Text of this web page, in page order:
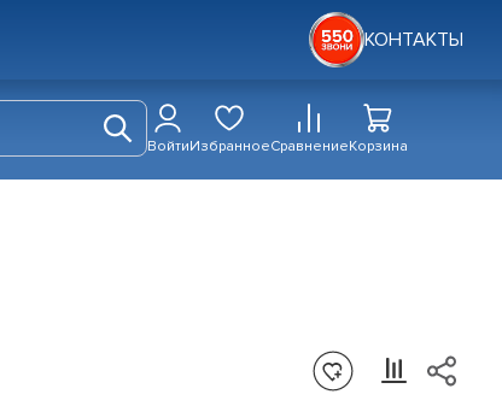
КОНТАКТЫ
ВойтиИзбранноеСравнениеКорзина